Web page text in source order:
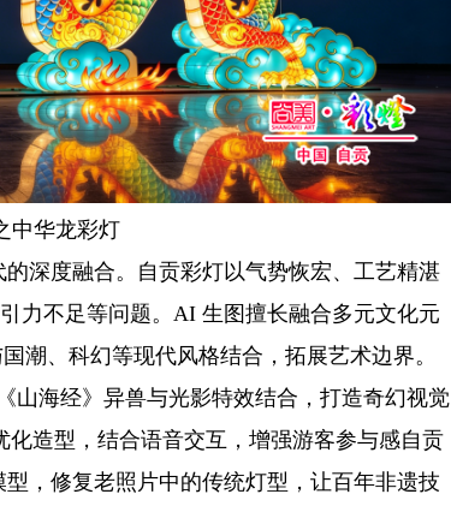
中华龙彩灯
深度融合。自贡彩灯以气势恢宏、工艺精湛
力不足等问题。AI 生图擅长融合多元文化元
潮、科幻等现代风格结合，拓展艺术边界。
山海经》异兽与光影特效结合，打造奇幻视觉
造型，结合语音交互，增强游客参与感自贡
，修复老照片中的传统灯型，让百年非遗技